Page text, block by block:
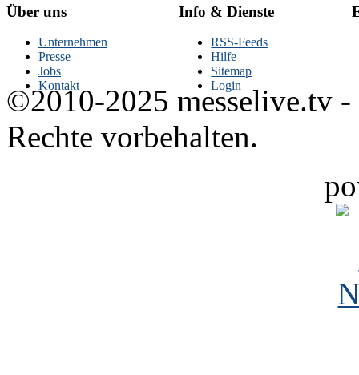
Über uns
Unternehmen
Presse
Jobs
Kontakt
Info & Dienste
RSS-Feeds
Hilfe
Sitemap
Login
©2010-2025 messelive.tv -
Rechte vorbehalten.